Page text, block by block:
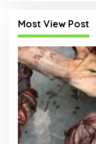
Most View Post